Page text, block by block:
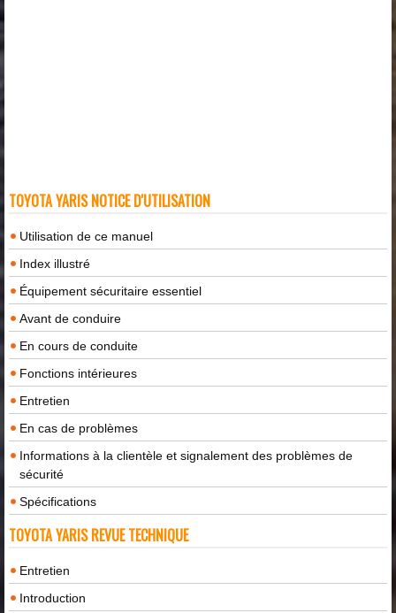
TOYOTA YARIS NOTICE D'UTILISATION
Utilisation de ce manuel
Index illustré
Équipement sécuritaire essentiel
Avant de conduire
En cours de conduite
Fonctions intérieures
Entretien
En cas de problèmes
Informations à la clientèle et signalement des problèmes de
sécurité
Spécifications
TOYOTA YARIS REVUE TECHNIQUE
Entretien
Introduction